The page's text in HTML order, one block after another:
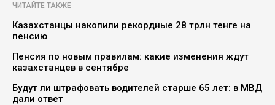
ЧИТАЙТЕ ТАКЖЕ
Казахстанцы накопили рекордные 28 трлн тенге на
пенсию
Пенсия по новым правилам: какие изменения ждут
казахстанцев в сентябре
Будут ли штрафовать водителей старше 65 лет: в МВД
дали ответ